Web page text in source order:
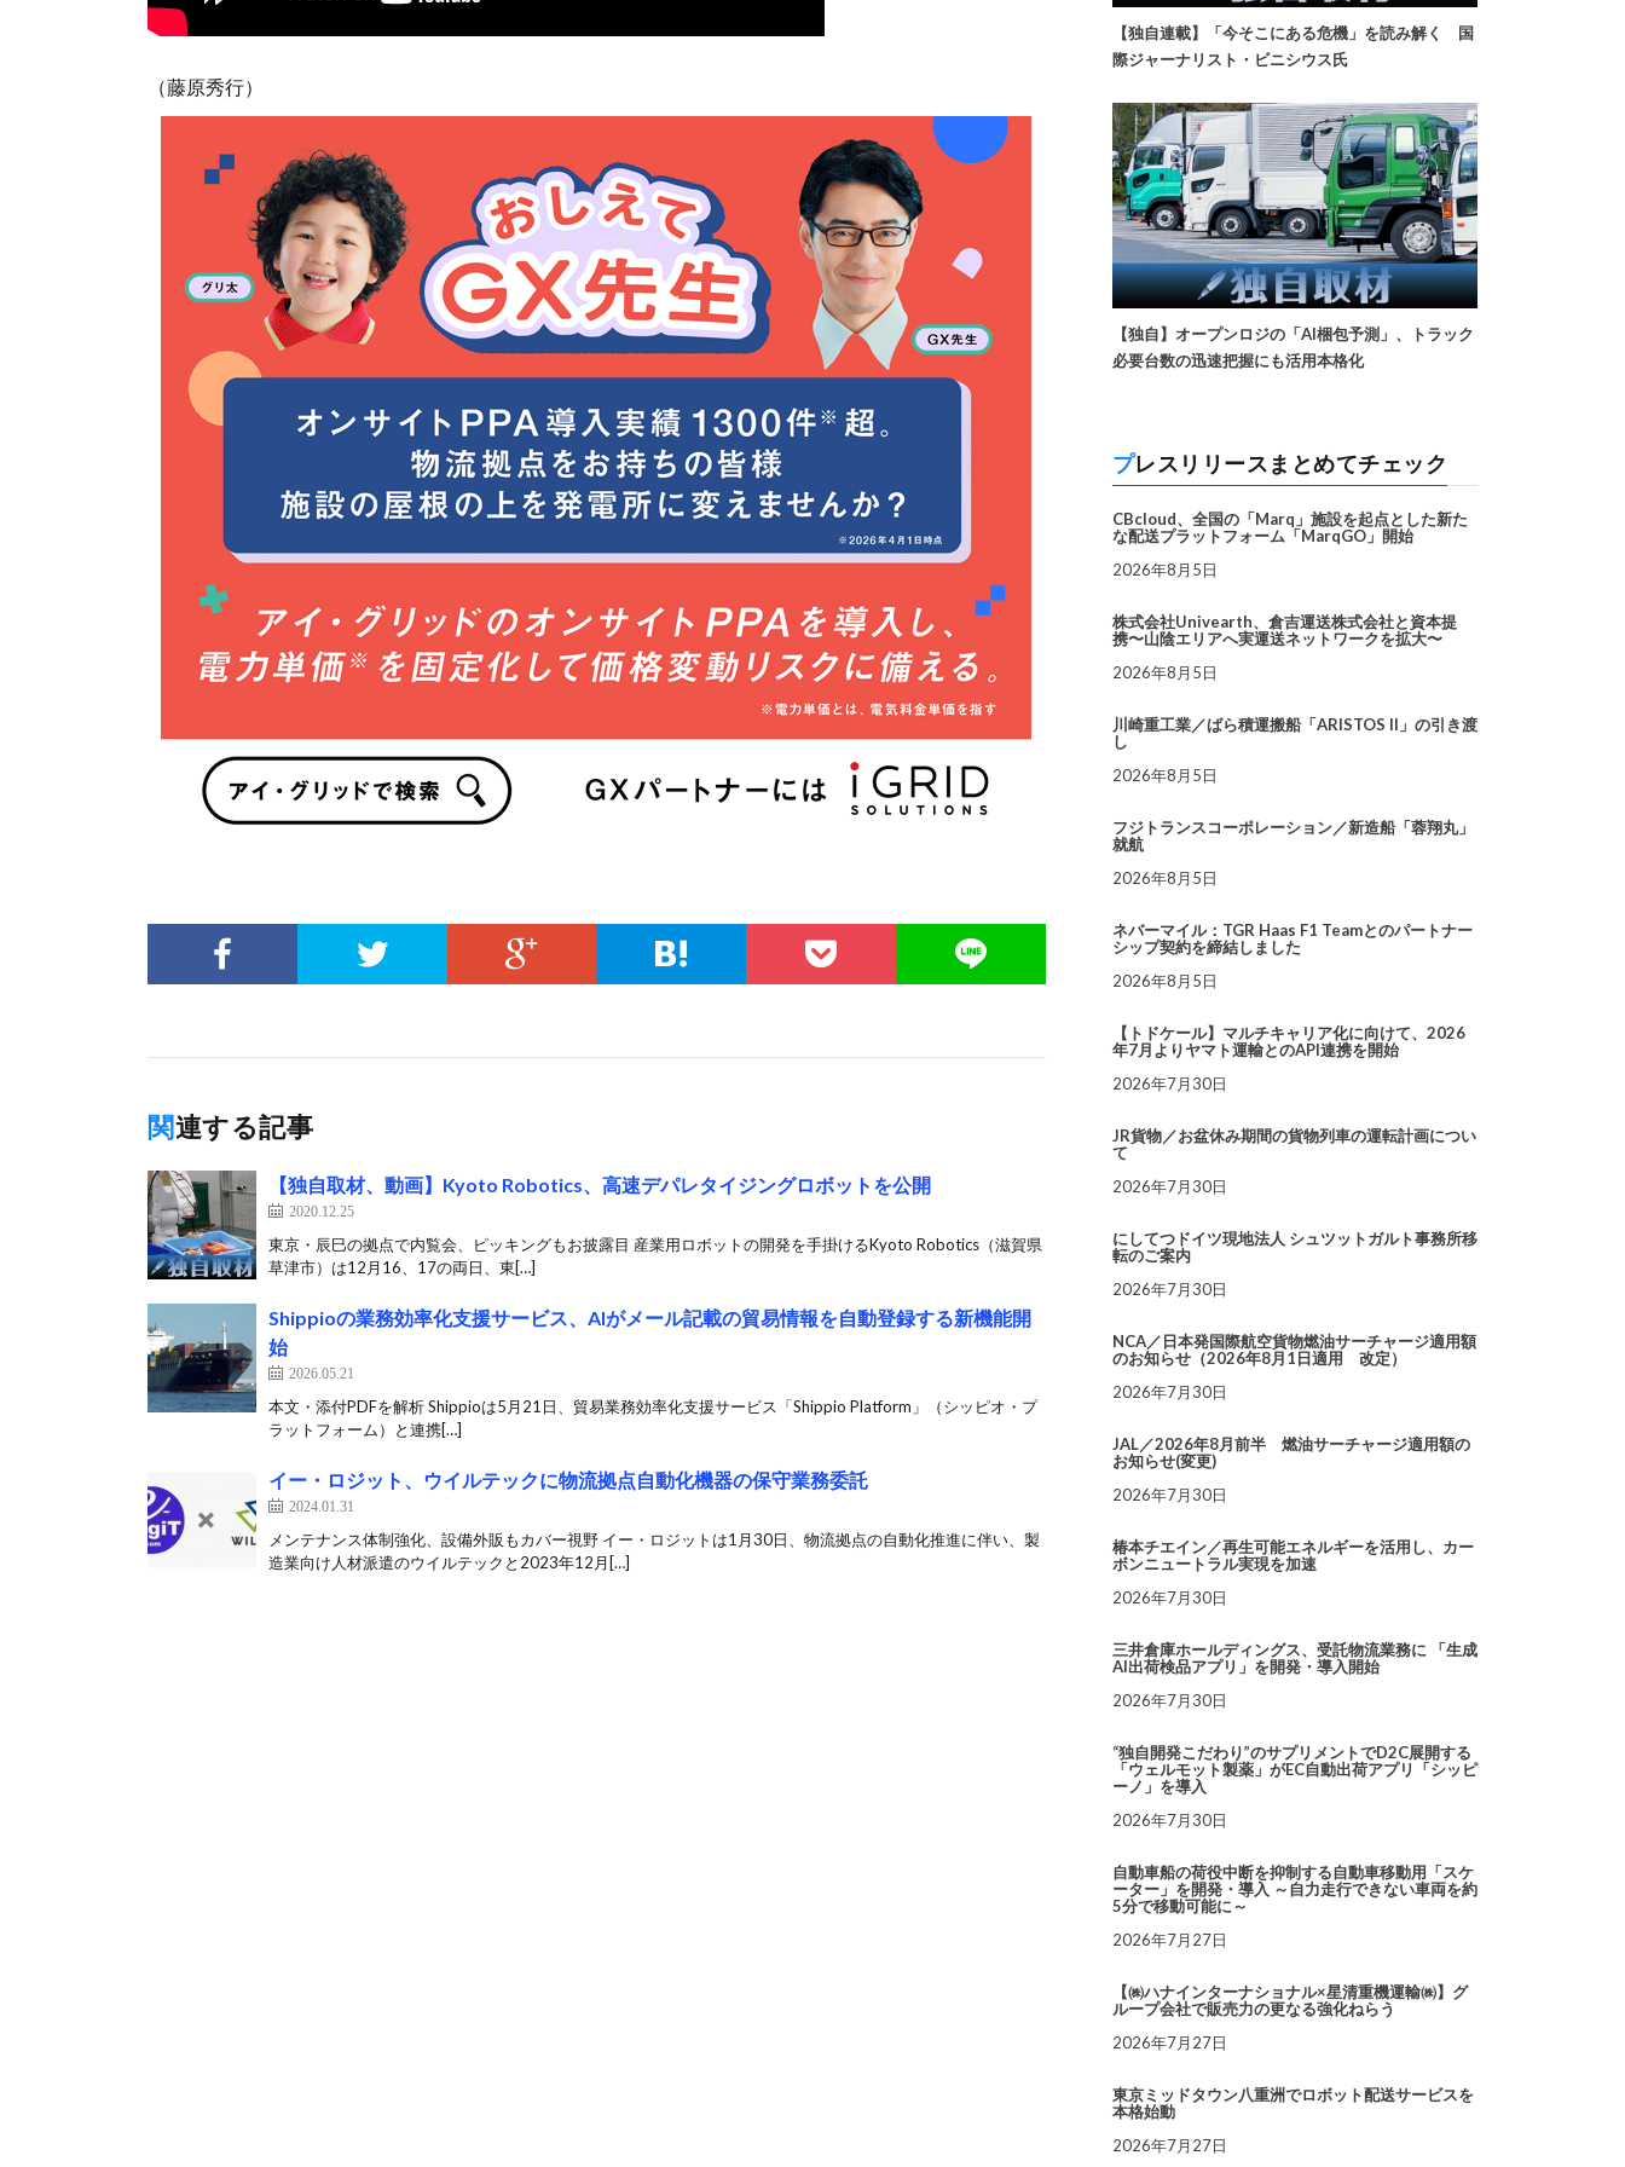
（藤原秀行）
関連する記事
【独自取材、動画】Kyoto Robotics、高速デパレタイジングロボットを公開
2020.12.25
東京・辰巳の拠点で内覧会、ピッキングもお披露目 産業用ロボットの開発を手掛けるKyoto Robotics（滋賀県
草津市）は12月16、17の両日、東[…]
Shippioの業務効率化支援サービス、AIがメール記載の貿易情報を自動登録する新機能開
始
2026.05.21
本文・添付PDFを解析 Shippioは5月21日、貿易業務効率化支援サービス「Shippio Platform」（シッピオ・プ
ラットフォーム）と連携[…]
イー・ロジット、ウイルテックに物流拠点自動化機器の保守業務委託
2024.01.31
メンテナンス体制強化、設備外販もカバー視野 イー・ロジットは1月30日、物流拠点の自動化推進に伴い、製
造業向け人材派遣のウイルテックと2023年12月[…]
【独自連載】「今そこにある危機」を読み解く 国
際ジャーナリスト・ビニシウス氏
【独自】オープンロジの「AI梱包予測」、トラック
必要台数の迅速把握にも活用本格化
プレスリリースまとめてチェック
CBcloud、全国の「Marq」施設を起点とした新た
な配送プラットフォーム「MarqGO」開始
2026年8月5日
株式会社Univearth、倉吉運送株式会社と資本提
携〜山陰エリアへ実運送ネットワークを拡大〜
2026年8月5日
川崎重工業／ばら積運搬船「ARISTOS II」の引き渡
し
2026年8月5日
フジトランスコーポレーション／新造船「蓉翔丸」
就航
2026年8月5日
ネバーマイル：TGR Haas F1 Teamとのパートナー
シップ契約を締結しました
2026年8月5日
【トドケール】マルチキャリア化に向けて、2026
年7月よりヤマト運輸とのAPI連携を開始
2026年7月30日
JR貨物／お盆休み期間の貨物列車の運転計画につい
て
2026年7月30日
にしてつドイツ現地法人 シュツットガルト事務所移
転のご案内
2026年7月30日
NCA／日本発国際航空貨物燃油サーチャージ適用額
のお知らせ（2026年8月1日適用 改定）
2026年7月30日
JAL／2026年8月前半 燃油サーチャージ適用額の
お知らせ(変更)
2026年7月30日
椿本チエイン／再生可能エネルギーを活用し、カー
ボンニュートラル実現を加速
2026年7月30日
三井倉庫ホールディングス、受託物流業務に 「生成
AI出荷検品アプリ」を開発・導入開始
2026年7月30日
“独自開発こだわり”のサプリメントでD2C展開する
「ウェルモット製薬」がEC自動出荷アプリ「シッピ
ーノ」を導入
2026年7月30日
自動車船の荷役中断を抑制する自動車移動用「スケ
ーター」を開発・導入 ～自力走行できない車両を約
5分で移動可能に～
2026年7月27日
【㈱ハナインターナショナル×星清重機運輸㈱】グ
ループ会社で販売力の更なる強化ねらう
2026年7月27日
東京ミッドタウン八重洲でロボット配送サービスを
本格始動
2026年7月27日